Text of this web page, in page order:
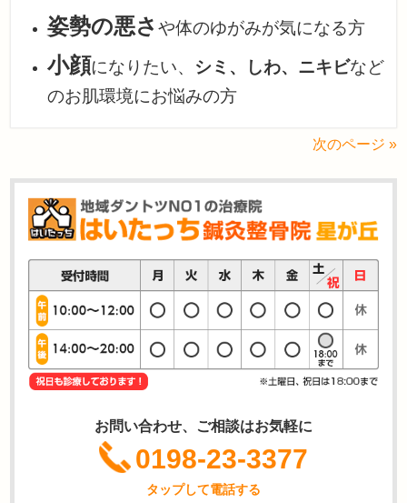
姿勢の悪さや体のゆがみが気になる方
小顔になりたい、 シミ、しわ、ニキビなど
のお肌環境にお悩みの方
次のページ »
お問い合わせ、ご相談はお気軽に
0198-23-3377
タップして電話する